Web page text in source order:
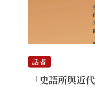
話者
「史語所與近